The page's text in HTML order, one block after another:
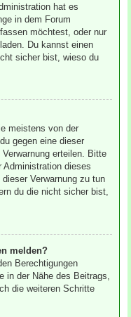
hat es
in dem Forum
möchtest, oder nur
Du kannst einen
sicher bist, wieso du
meistens von der
gegen eine dieser
erteilen. Bitte
Administration dieses
Verwarnung zu tun
du die nicht sicher bist,
melden?
Berechtigungen
in der Nähe des Beitrags,
die weiteren Schritte